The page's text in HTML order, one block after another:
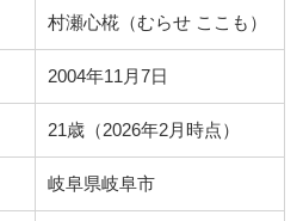
村瀬心椛（むらせ ここも）
2004年11月7日
21歳（2026年2月時点）
岐阜県岐阜市